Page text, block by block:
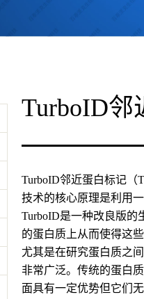
TurboID邻
TurboID邻近蛋白标记（
技术的核心原理是利用
TurboID是一种改良版的
的蛋白质上从而使得这
尤其是在研究蛋白质之
非常广泛。传统的蛋白
面具有一定优势但它们